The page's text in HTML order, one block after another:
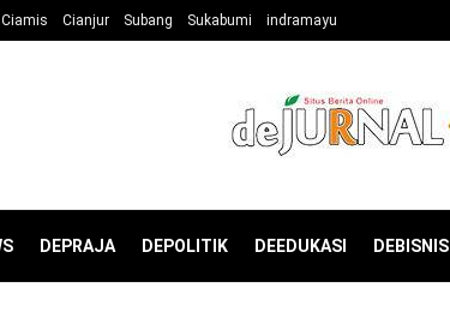
Ciamis Cianjur Subang Sukabumi indramayu
DEPRAJA DEPOLITIK DEEDUKASI DEBISNIS